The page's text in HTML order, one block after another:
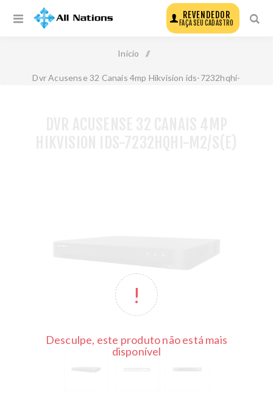
REVENDEDOR
FAÇA SEU CADASTRO
Início /
Dvr Acusense 32 Canais 4mp Hikvision ids-7232hqhi-
Desculpe, este produto não está mais
disponível